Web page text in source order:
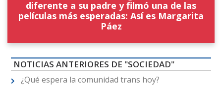
diferente a su padre y filmó una de las
películas más esperadas: Así es Margarita
Páez
NOTICIAS ANTERIORES DE "SOCIEDAD"
¿Qué espera la comunidad trans hoy?